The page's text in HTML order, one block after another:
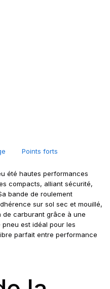
Points forts
été hautes performances
compacts, alliant sécurité,
bande de roulement
sur sol sec et mouillé,
de carburant grâce à une
est idéal pour les
parfait entre performance